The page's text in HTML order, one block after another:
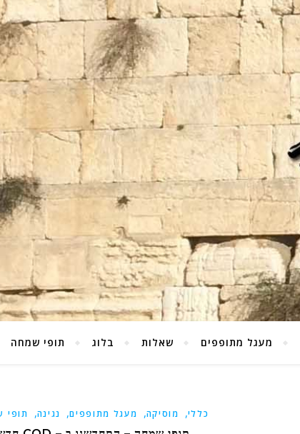
מעגל מתופפים שאלות בלוג תופי שמחה
כללי, מוסיקה, מעגל מתופפים, נגינה, תופי